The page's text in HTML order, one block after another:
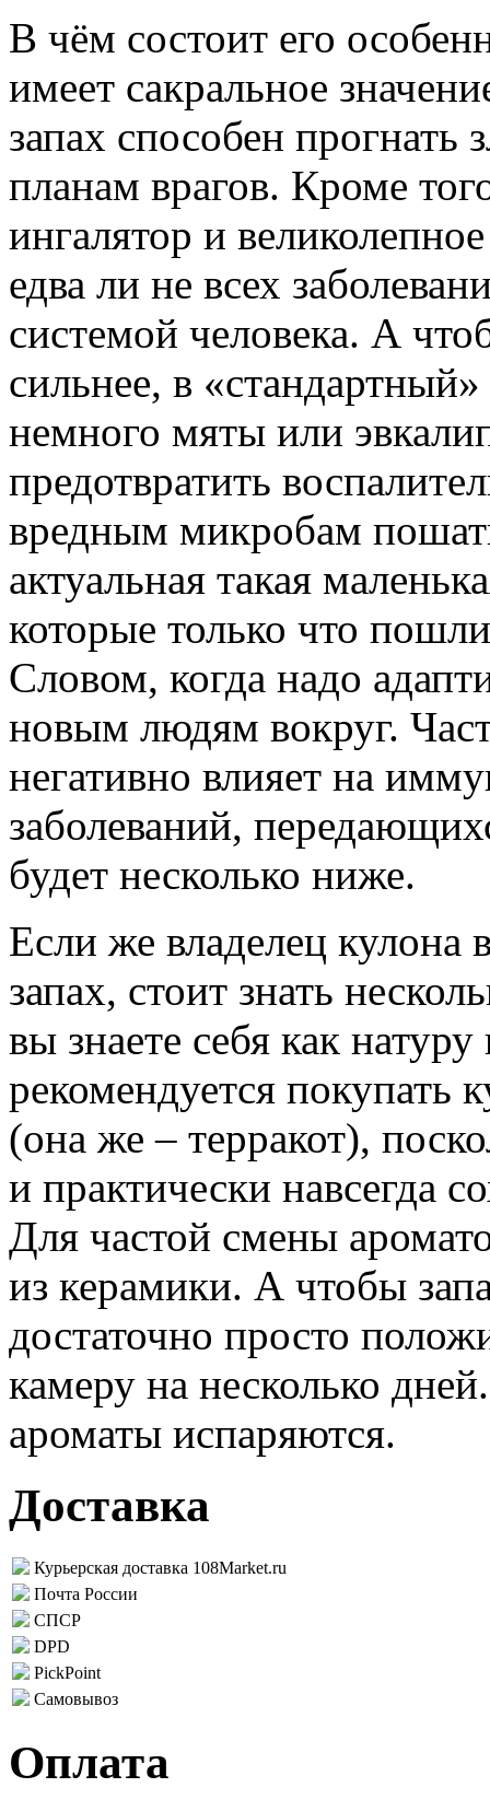
В чём состоит его
имеет сакральное
запах способен прогнать
планам врагов. Кроме
ингалятор и
едва ли не всех
системой человека. А
сильнее, в
немного мяты или
предотвратить
вредным микробам
актуальная такая
которые только что
Словом, когда надо
новым людям вокруг.
негативно влияет на
заболеваний,
будет несколько ниже.
Если же владелец кулона
запах, стоит знать
вы знаете себя как
рекомендуется покупать
(она же – терракот),
и практически навсегда
Для частой смены
из керамики. А чтобы
достаточно просто
камеру на несколько
ароматы испаряются.
Доставка
Курьерская доставка 108Market.ru
Почта России
СПСР
DPD
PickPoint
Самовывоз
Оплата